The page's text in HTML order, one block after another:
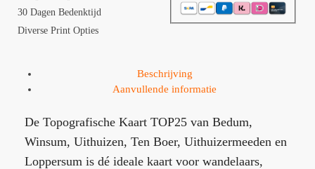
30 Dagen Bedenktijd
Diverse Print Opties
Beschrijving
Aanvullende informatie
De Topografische Kaart TOP25 van Bedum,
Winsum, Uithuizen, Ten Boer, Uithuizermeeden en
Loppersum is dé ideale kaart voor wandelaars,